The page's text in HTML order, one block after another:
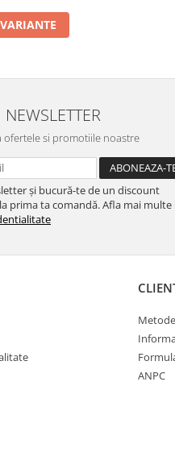
NEWSLETTER
ofertele si promotiile noastre
și bucură-te de un discount
prima ta comandă. Afla mai multe
ANPC